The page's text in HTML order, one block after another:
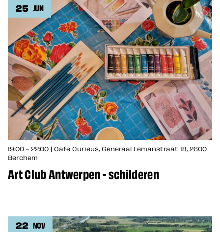
25 JUN
19:00 - 22:00 | Cafe Curieus, Generaal Lemanstraat 18, 2600
Berchem
Art Club Antwerpen - schilderen
22 NOV